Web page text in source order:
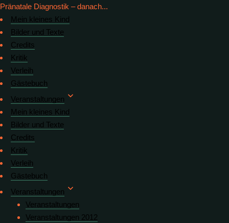
Pränatale Diagnostik – danach...
Mein kleines Kind
Bilder und Texte
Credits
Kritik
Verleih
Gästebuch
Veranstaltungen
Mein kleines Kind
Bilder und Texte
Credits
Kritik
Verleih
Gästebuch
Veranstaltungen
Veranstaltungen
Veranstaltungen 2012